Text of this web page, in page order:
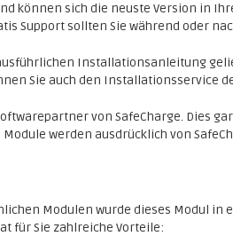
können sich die neuste Version in
Support sollten Sie während oder
Installationsanleitung
Sie auch den Installationsservice
von SafeCharge. Dies
werden ausdrücklich von
Modulen wurde dieses Modul
für Sie zahlreiche Vorteile: